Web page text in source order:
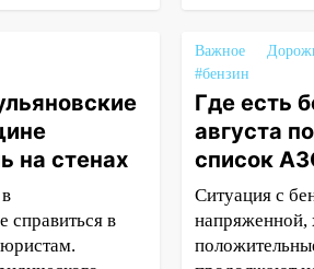
жену
на стенах
справиться в
Важное
#бензин
Где есть
августа
список
Ситуация с
напряженной,